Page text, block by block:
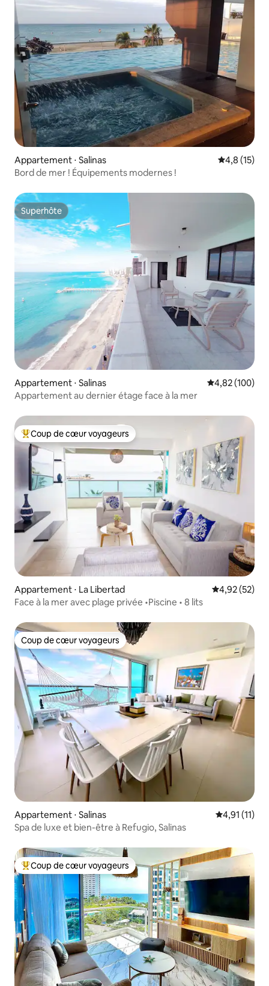
Appartement ⋅ Salinas Évaluation
4,8 (15)
Bord de mer ! Équipements modernes !
Superhôte
Superhôte
Appartement ⋅ Salinas Évaluation
4,82 (100)
Appartement au dernier étage face à la mer
Coups de cœur voyageurs les plus appréciés
Coup de cœur voyageurs
Appartement ⋅ La Libertad Évaluation
4,92 (52)
Face à la mer avec plage privée •Piscine • 8 lits
Coup de cœur voyageurs
Coup de cœur voyageurs
Appartement ⋅ Salinas Évaluation
4,91 (11)
Spa de luxe et bien-être à Refugio, Salinas
Coups de cœur voyageurs les plus appréciés
Coup de cœur voyageurs